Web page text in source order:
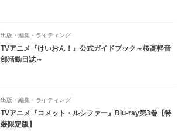
出版・編集・ライティング
TVアニメ『けいおん！』公式ガイドブック～桜高軽音
部活動日誌～
出版・編集・ライティング
TVアニメ『コメット・ルシファー』Blu-ray第3巻【特
装限定版】